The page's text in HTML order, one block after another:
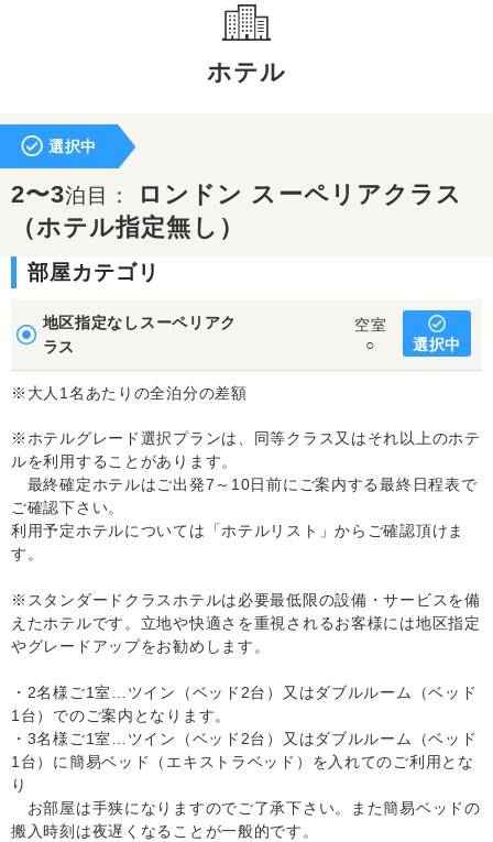
ホテル
選択中
2〜3泊目：
ロンドン スーペリアクラス
（ホテル指定無し）
部屋カテゴリ
地区指定なしスーペリアク
ラス
空室
○
選択中
※大人1名あたりの全泊分の差額
※ホテルグレード選択プランは、同等クラス又はそれ以上のホテ
ルを利用することがあります。
最終確定ホテルはご出発7～10日前にご案内する最終日程表で
ご確認下さい。
利用予定ホテルについては「ホテルリスト」からご確認頂けま
す。
※スタンダードクラスホテルは必要最低限の設備・サービスを備
えたホテルです。立地や快適さを重視されるお客様には地区指定
やグレードアップをお勧めします。
・2名様ご1室…ツイン（ベッド2台）又はダブルルーム（ベッド
1台）でのご案内となります。
・3名様ご1室…ツイン（ベッド2台）又はダブルルーム（ベッド
1台）に簡易ベッド（エキストラベッド）を入れてのご利用とな
り
お部屋は手狭になりますのでご了承下さい。また簡易ベッドの
搬入時刻は夜遅くなることが一般的です。